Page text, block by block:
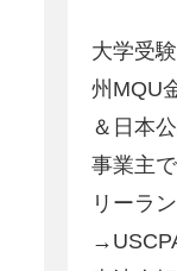
大学受
州MQU
＆日本
事業主
リーラ